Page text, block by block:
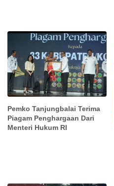
Pemko Tanjungbalai Terima
Piagam Penghargaan Dari
Menteri Hukum RI